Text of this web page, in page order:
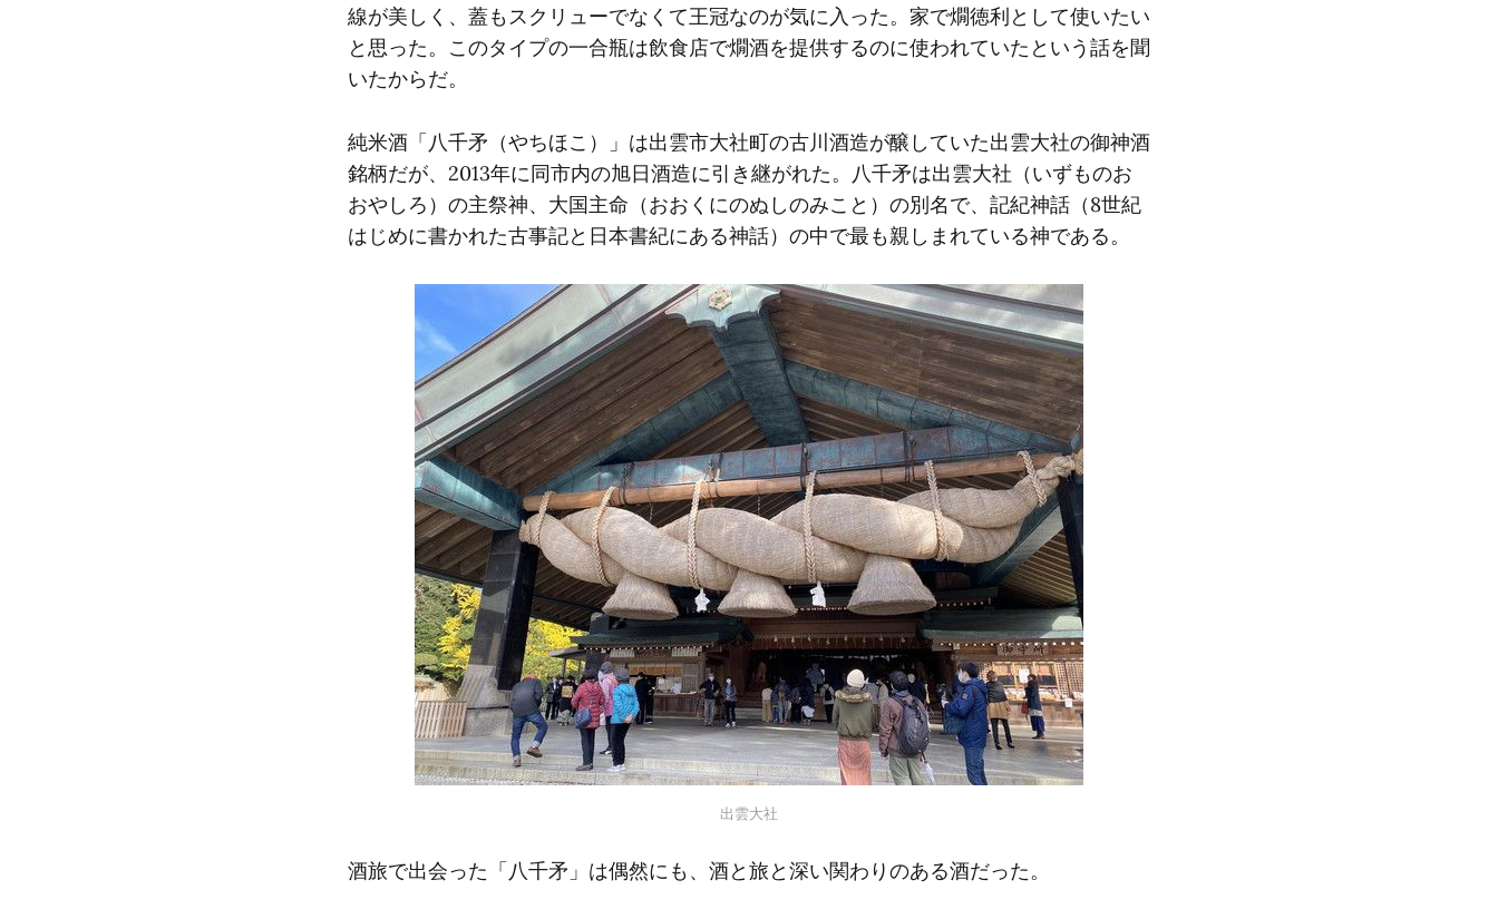
線が美しく、蓋もスクリューでなくて王冠なのが気に入った。家で燗徳利として使いたい
と思った。このタイプの一合瓶は飲食店で燗酒を提供するのに使われていたという話を聞
いたからだ。
純米酒「八千矛（やちほこ）」は出雲市大社町の古川酒造が醸していた出雲大社の御神酒
銘柄だが、2013年に同市内の旭日酒造に引き継がれた。八千矛は出雲大社（いずものお
おやしろ）の主祭神、大国主命（おおくにのぬしのみこと）の別名で、記紀神話（8世紀
はじめに書かれた古事記と日本書紀にある神話）の中で最も親しまれている神である。
出雲大社
酒旅で出会った「八千矛」は偶然にも、酒と旅と深い関わりのある酒だった。